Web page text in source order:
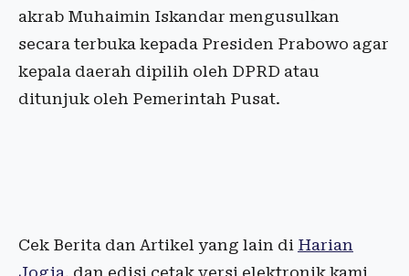
akrab Muhaimin Iskandar mengusulkan
secara terbuka kepada Presiden Prabowo agar
kepala daerah dipilih oleh DPRD atau
ditunjuk oleh Pemerintah Pusat.
Cek Berita dan Artikel yang lain di Harian